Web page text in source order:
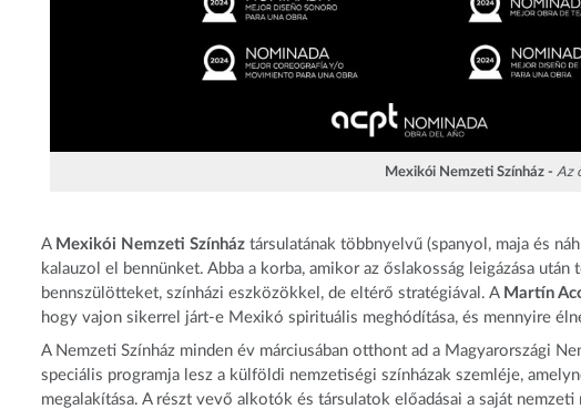
Mexikói Nemzeti Színház - Az
A Mexikói Nemzeti Színház társulatának többnyelvű (spanyol, maja és
kalauzol el bennünket. Abba a korba, amikor az őslakosság leigázása
bennszülötteket, színházi eszközökkel, de eltérő stratégiával. A Martín
hogy vajon sikerrel járt-e Mexikó spirituális meghódítása, és mennyire
A Nemzeti Színház minden év márciusában otthont ad a Magyarországi
speciális programja lesz a külföldi nemzetiségi színházak szemléje,
megalakítása. A részt vevő alkotók és társulatok előadásai a saját